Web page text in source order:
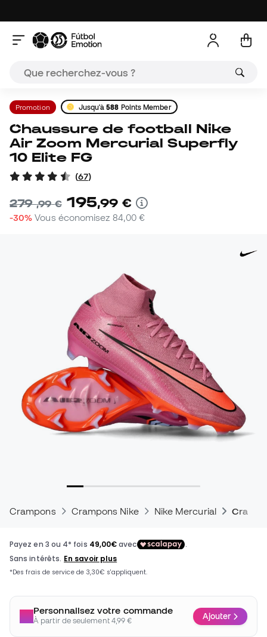
Promotion Jusqu'à588 Points Member
Chaussure de football Nike
Air Zoom Mercurial Superfly
10 Elite FG
(67)
279,99 € 195,99 €
-30% Vous économisez 84,00 €
Crampons Crampons Nike Nike Mercurial
Personnalisez votre commande
À partir de seulement 4,99 € Ajouter